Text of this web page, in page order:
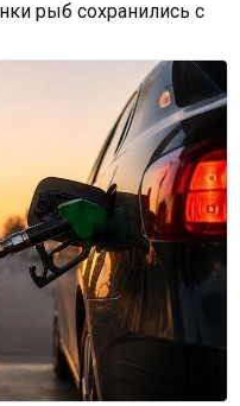
рыб сохранились с